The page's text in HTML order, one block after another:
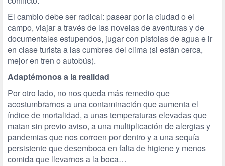
El cambio debe ser radical: pasear por la ciudad o el
campo, viajar a través de las novelas de aventuras y de
documentales estupendos, jugar con pistolas de agua e ir
en clase turista a las cumbres del clima (si están cerca,
mejor en tren o autobús).
Adaptémonos a la realidad
Por otro lado, no nos queda más remedio que
acostumbrarnos a una contaminación que aumenta el
índice de mortalidad, a unas temperaturas elevadas que
matan sin previo aviso, a una multiplicación de alergias y
pandemias que nos corroen por dentro y a una sequía
persistente que desemboca en falta de higiene y menos
comida que llevarnos a la boca…